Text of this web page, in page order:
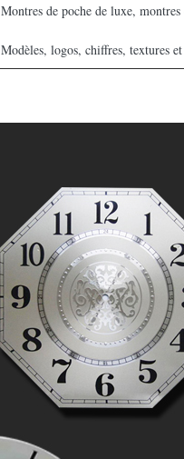
Montres de poche de luxe,
Modèles, logos, chiffres, textures